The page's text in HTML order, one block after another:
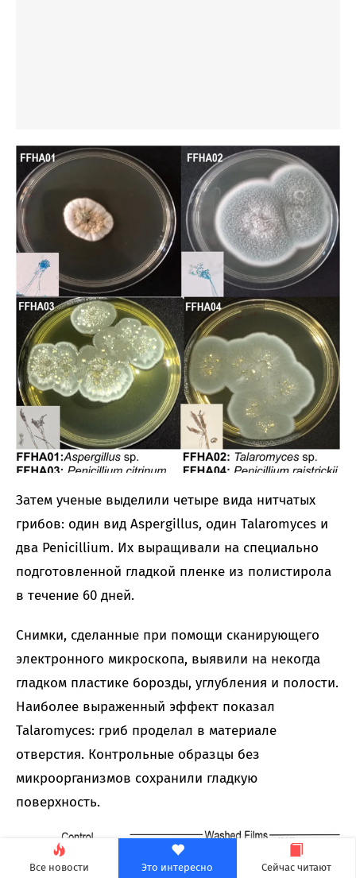
Все новости Это интересно Сейчас читают
Затем ученые выделили четыре вида нитчатых
грибов: один вид Aspergillus, один Talaromyces и
два Penicillium. Их выращивали на специально
подготовленной гладкой пленке из полистирола
в течение 60 дней.
Снимки, сделанные при помощи сканирующего
электронного микроскопа, выявили на некогда
гладком пластике борозды, углубления и полости.
Наиболее выраженный эффект показал
Talaromyces: гриб проделал в материале
отверстия. Контрольные образцы без
микроорганизмов сохранили гладкую
поверхность.